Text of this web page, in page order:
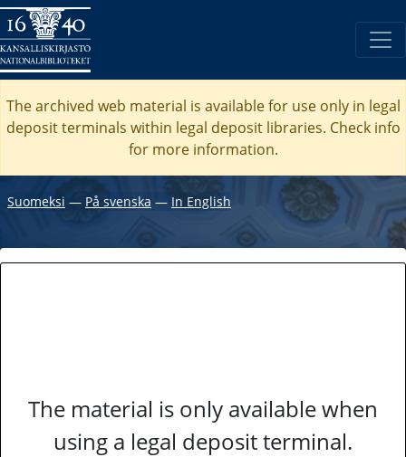
The archived web material is available for use only in legal
deposit terminals within legal deposit libraries. Check info
for more information.
Suomeksi ― På svenska ― In English
The material is only available when
using a legal deposit terminal.